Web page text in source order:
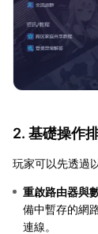
2. 基礎操作
玩家可以先透過
重啟路由器與
備中暫存的網
連線。